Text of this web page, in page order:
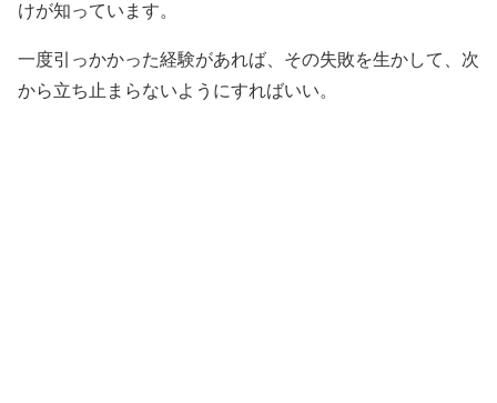
けが知っています。
一度引っかかった経験があれば、その失敗を生かして、次
から立ち止まらないようにすればいい。